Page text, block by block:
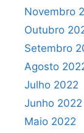
Novembro
Outubro
Setembro
Agosto
Julho 2022
Junho 2022
Maio 2022